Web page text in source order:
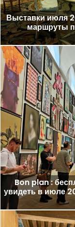
Выставки июля
маршруты
Bon plan :
увидеть в июле